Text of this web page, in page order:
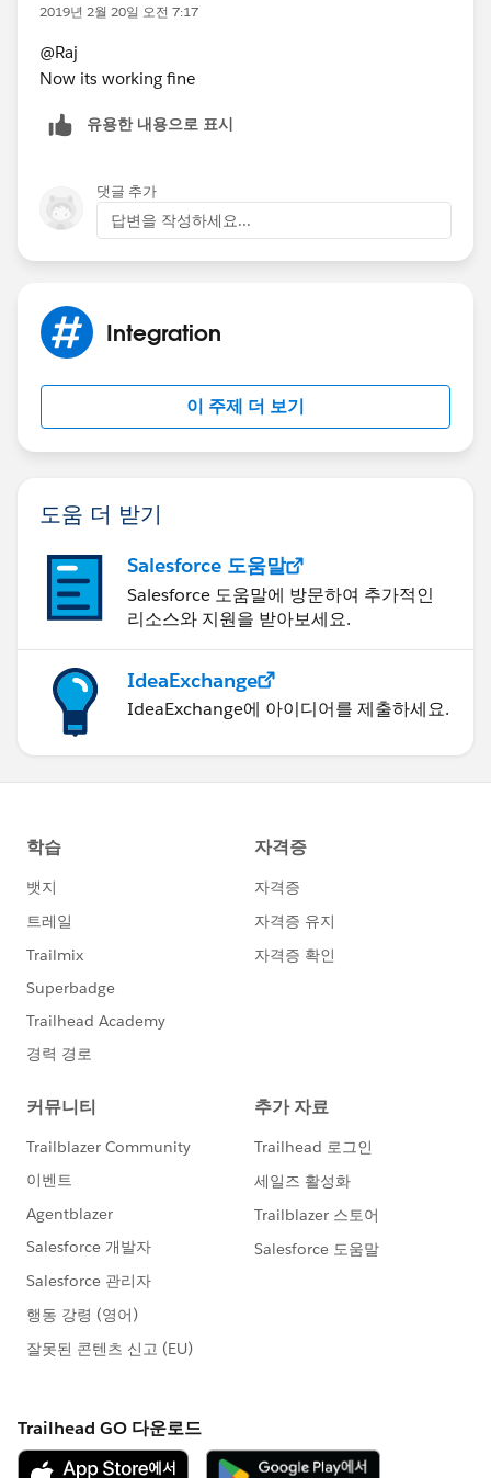
2019년 2월 20일 오전 7:17
@Raj
Now its working fine
유용한 내용으로 표시
댓글 추가
답변을 작성하세요...
Integration
이 주제 더 보기
도움 더 받기
Salesforce 도움말
Salesforce 도움말에 방문하여 추가적인
리소스와 지원을 받아보세요.
IdeaExchange
IdeaExchange에 아이디어를 제출하세요.